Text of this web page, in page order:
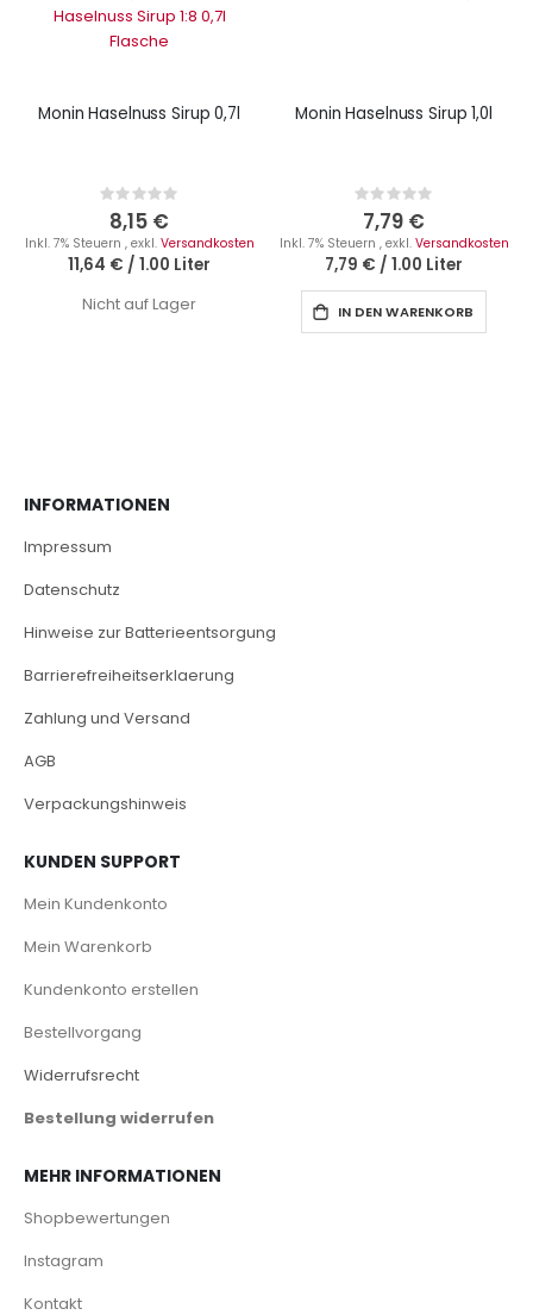
Monin Haselnuss Sirup 0,7l
Rating:
0%
8,15 €
Inkl. 7% Steuern , exkl. Versandkosten
11,64 € / 1.00 Liter
Nicht auf Lager
Monin Haselnuss Sirup 1,0l
Rating:
0%
7,79 €
Inkl. 7% Steuern , exkl. Versandkosten
7,79 € / 1.00 Liter
IN DEN WARENKORB
INFORMATIONEN
Impressum
Datenschutz
Hinweise zur Batterieentsorgung
Barrierefreiheitserklaerung
Zahlung und Versand
AGB
Verpackungshinweis
KUNDEN SUPPORT
Mein Kundenkonto
Mein Warenkorb
Kundenkonto erstellen
Bestellvorgang
Widerrufsrecht
Bestellung widerrufen
MEHR INFORMATIONEN
Shopbewertungen
Instagram
Kontakt